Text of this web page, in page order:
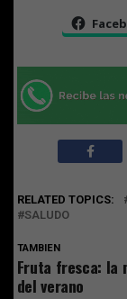
RELATED TOPICS:
SALUDO
TAMBIEN
Fruta fresca: la
del verano